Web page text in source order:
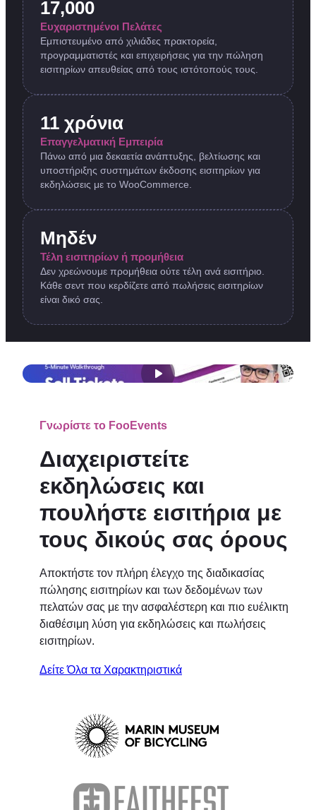
17,000
Ευχαριστημένοι Πελάτες
Εμπιστευμένο από χιλιάδες πρακτορεία,
προγραμματιστές και επιχειρήσεις για την πώληση
εισιτηρίων απευθείας από τους ιστότοπούς τους.
11 χρόνια
Επαγγελματική Εμπειρία
Πάνω από μια δεκαετία ανάπτυξης, βελτίωσης και
υποστήριξης συστημάτων έκδοσης εισιτηρίων για
εκδηλώσεις με το WooCommerce.
Μηδέν
Τέλη εισιτηρίων ή προμήθεια
Δεν χρεώνουμε προμήθεια ούτε τέλη ανά εισιτήριο.
Κάθε σεντ που κερδίζετε από πωλήσεις εισιτηρίων
είναι δικό σας.
Γνωρίστε το FooEvents
Διαχειριστείτε
εκδηλώσεις και
πουλήστε εισιτήρια με
τους δικούς σας όρους
Αποκτήστε τον πλήρη έλεγχο της διαδικασίας
πώλησης εισιτηρίων και των δεδομένων των
πελατών σας με την ασφαλέστερη και πιο ευέλικτη
διαθέσιμη λύση για εκδηλώσεις και πωλήσεις
εισιτηρίων.
Δείτε Όλα τα Χαρακτηριστικά